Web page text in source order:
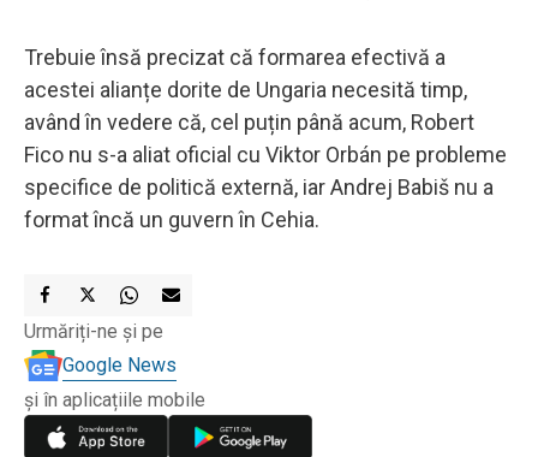
Trebuie însă precizat că formarea efectivă a
acestei alianțe dorite de Ungaria necesită timp,
având în vedere că, cel puțin până acum, Robert
Fico nu s-a aliat oficial cu Viktor Orbán pe probleme
specifice de politică externă, iar Andrej Babiš nu a
format încă un guvern în Cehia.
Urmăriți-ne și pe
Google News
și în aplicațiile mobile